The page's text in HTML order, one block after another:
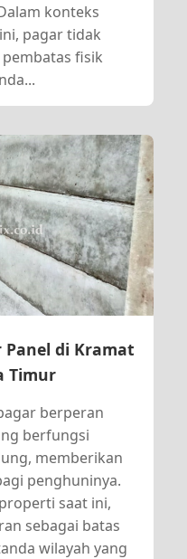
konteks
pagar tidak
fisik
Panel di Kramat
Timur
berperan
berfungsi
memberikan
penghuninya.
saat ini,
sebagai batas
wilayah yang